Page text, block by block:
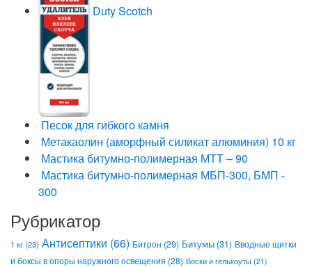
Duty Scotch
Песок для гибкого камня
Метакаолин (аморфный силикат алюминия) 10 кг
Мастика битумно-полимерная МТТ – 90
Мастика битумно-полимерная МБП-300, БМП -
300
Рубрикатор
1 кг(23) Антисептики (66) Битрон (29) Битумы (31) Вводные щитки
и боксы в опоры наружного освещения (28) Воски и гелькоуты (21)